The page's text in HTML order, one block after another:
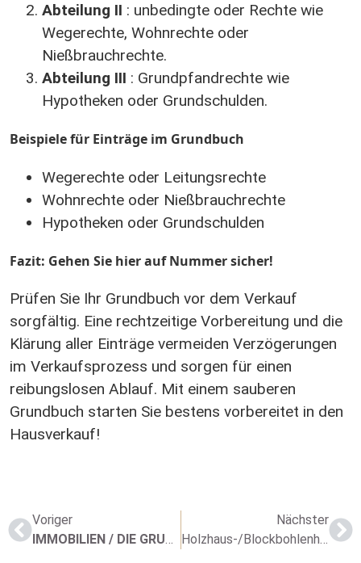
Abteilung II : unbedingte oder Rechte wie
Wegerechte, Wohnrechte oder
Nießbrauchrechte.
Abteilung III : Grundpfandrechte wie
Hypotheken oder Grundschulden.
Beispiele für Einträge im Grundbuch
Wegerechte oder Leitungsrechte
Wohnrechte oder Nießbrauchrechte
Hypotheken oder Grundschulden
Fazit: Gehen Sie hier auf Nummer sicher!
Prüfen Sie Ihr Grundbuch vor dem Verkauf
sorgfältig. Eine rechtzeitige Vorbereitung und die
Klärung aller Einträge vermeiden Verzögerungen
im Verkaufsprozess und sorgen für einen
reibungslosen Ablauf. Mit einem sauberen
Grundbuch starten Sie bestens vorbereitet in den
Hausverkauf!
Voriger
IMMOBILIEN / DIE GRUNDSTEUER-REFORM 2022 IN DEUTSCHLAND
Nächster
Holzhaus-/Blockbohlenhaus